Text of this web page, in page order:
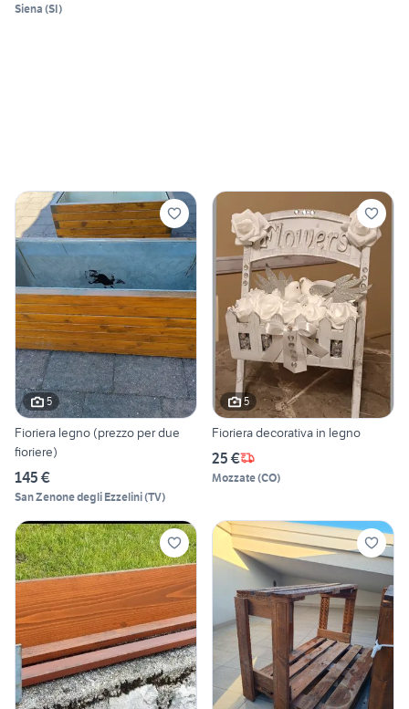
Siena (SI)
5
Fioriera legno (prezzo per due
fioriere)
145 €
San Zenone degli Ezzelini(TV)
5
Fioriera decorativa in legno
25 €
Mozzate(CO)